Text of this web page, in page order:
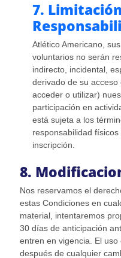
7.
Atlético Americano,
voluntarios no serán
indirecto, incidental,
derivado de su
acceder o utilizar)
participación en
está sujeta a los
responsabilidad
inscripción.
8.
Nos reservamos el
estas Condiciones en
material, intentaremos
30 días de anticipación
entren en vigencia. El
después de cualquier